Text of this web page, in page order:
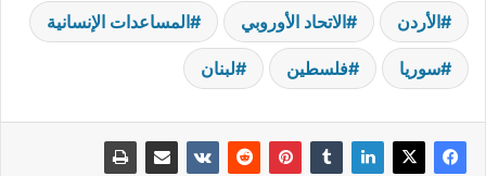
الأردن الاتحاد الأوروبي المساعدات الإنسانية
سوريا فلسطين لبنان